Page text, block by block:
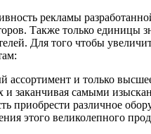
рекламы
Также только единицы
Для того чтобы
ассортимент и только
и заканчивая самыми
приобрести различное
этого великолепного